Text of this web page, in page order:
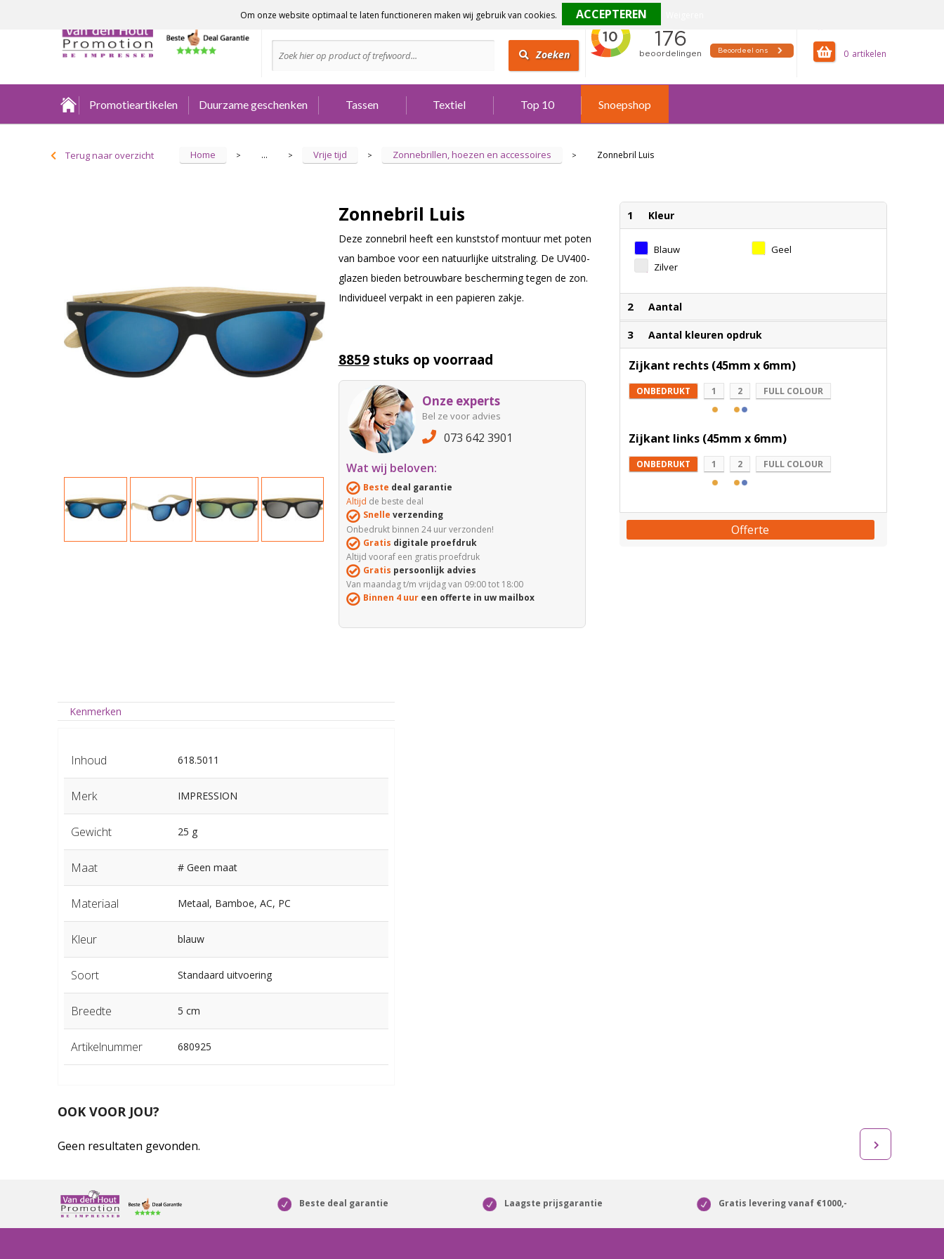
0
Advies nodig?
Zoeken
Promotieartikelen Duurzame geschenken Tassen Textiel Top 10 Snoepshop
Terug naar overzicht Home > ... > Vrije tijd > Zonnebrillen, hoezen en accessoires > Zonnebril Luis
Zonnebril Luis
Deze zonnebril heeft een kunststof montuur met poten
van bamboe voor een natuurlijke uitstraling. De UV400-
glazen bieden betrouwbare bescherming tegen de zon.
Individueel verpakt in een papieren zakje.
8859stuks op voorraad
Onze experts
Bel ze voor advies
073 642 3901
Wat wij beloven:
Beste deal garantie
Altijd de beste deal
Snelle verzending
Onbedrukt binnen 24 uur verzonden!
Gratis digitale proefdruk
Altijd vooraf een gratis proefdruk
Gratis persoonlijk advies
Van maandag t/m vrijdag van 09:00 tot 18:00
Binnen 4 uureen offerte in uw mailbox
1 Kleur
Blauw
Geel
Zilver
2 Aantal
3 Aantal kleuren opdruk
Zijkant rechts (45mm x 6mm)
ONBEDRUKT 1 2 FULL COLOUR
Zijkant links (45mm x 6mm)
ONBEDRUKT 1 2 FULL COLOUR
Offerte
Kenmerken
Inhoud 618.5011
Merk IMPRESSION
Gewicht 25 g
Maat # Geen maat
Materiaal Metaal, Bamboe, AC, PC
Kleur blauw
Soort Standaard uitvoering
Breedte 5 cm
Artikelnummer 680925
OOK VOOR JOU?
Geen resultaten gevonden.
Beste deal garantie Laagste prijsgarantie Gratis levering vanaf €1000,-
Om onze website optimaal te laten functioneren maken wij gebruik van cookies.